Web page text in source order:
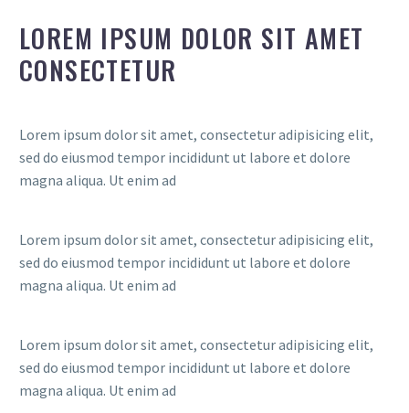
LOREM IPSUM DOLOR SIT AMET
CONSECTETUR
Lorem ipsum dolor sit amet, consectetur adipisicing elit,
sed do eiusmod tempor incididunt ut labore et dolore
magna aliqua. Ut enim ad
Lorem ipsum dolor sit amet, consectetur adipisicing elit,
sed do eiusmod tempor incididunt ut labore et dolore
magna aliqua. Ut enim ad
Lorem ipsum dolor sit amet, consectetur adipisicing elit,
sed do eiusmod tempor incididunt ut labore et dolore
magna aliqua. Ut enim ad